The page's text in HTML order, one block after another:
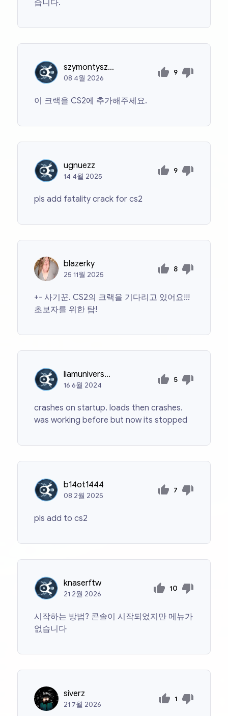
습니다.
szymontyszka505
08 4월 2026
9
이 크랙을 CS2에 추가해주세요.
ugnuezz
14 4월 2025
9
pls add fatality crack for cs2
blazerky
2511월 2025
8
+- 사기꾼. CS2의 크랙을 기다리고 있어요!!!
초보자를 위한 탑!
liamuniversal2022
16 6월 2024
5
crashes on startup. loads then crashes.
was working before but now its stopped
b14ot1444
08 2월 2025
7
pls add to cs2
knaserftw
21 2월 2026
10
시작하는 방법? 콘솔이 시작되었지만 메뉴가
없습니다
siverz
21 7월 2026
1